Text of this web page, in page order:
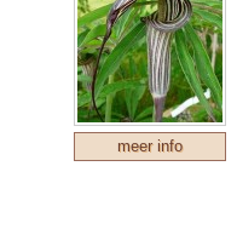
meer info